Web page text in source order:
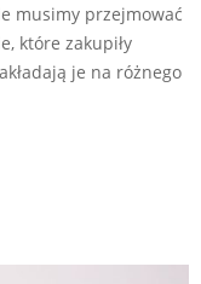
musimy przejmować
które zakupiły
je na różnego